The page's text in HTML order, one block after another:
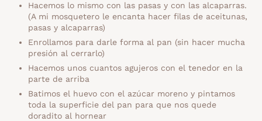
Hacemos lo mismo con las pasas y con las alcaparras.
(A mi mosquetero le encanta hacer filas de aceitunas,
pasas y alcaparras)
Enrollamos para darle forma al pan (sin hacer mucha
presión al cerrarlo)
Hacemos unos cuantos agujeros con el tenedor en la
parte de arriba
Batimos el huevo con el azúcar moreno y pintamos
toda la superficie del pan para que nos quede
doradito al hornear